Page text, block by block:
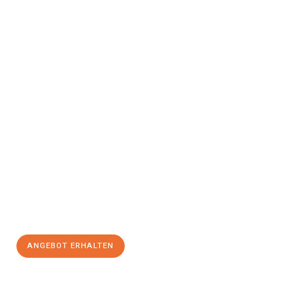
ANGEBOT ERHALTEN